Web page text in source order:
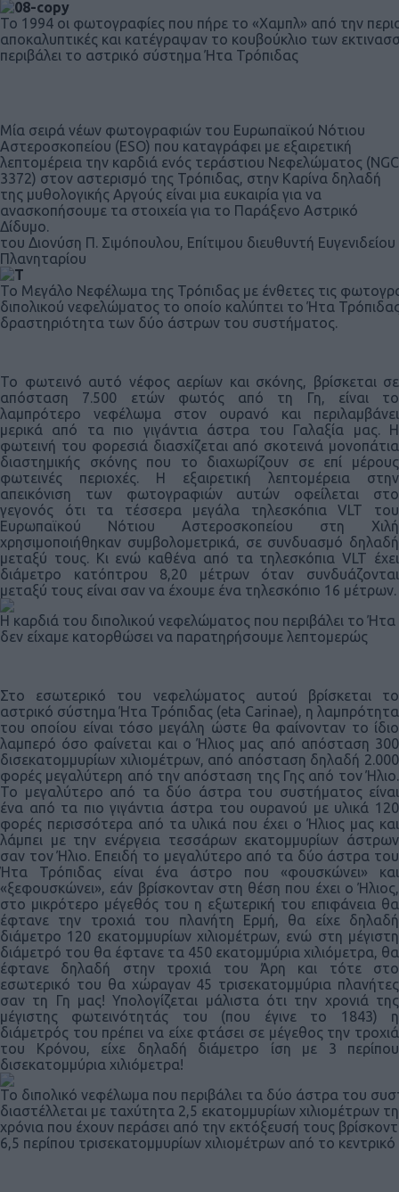
Το 1994 οι φωτογραφίες που πήρε το «Χαμπλ» από την
αποκαλυπτικές και κατέγραψαν το κουβούκλιο των
περιβάλει το αστρικό σύστημα Ήτα Τρόπιδας
Μία σειρά νέων φωτογραφιών του Ευρωπαϊκού Νότιου
Αστεροσκοπείου (ESO) που καταγράφει με εξαιρετική
λεπτομέρεια την καρδιά ενός τεράστιου Νεφελώματος (NGC
3372) στον αστερισμό της Τρόπιδας, στην Καρίνα δηλαδή
της μυθολογικής Αργούς είναι μια ευκαιρία για να
ανασκοπήσουμε τα στοιχεία για το Παράξενο Αστρικό
Δίδυμο.
του Διονύση Π. Σιμόπουλου, Επίτιμου διευθυντή Ευγενιδείου
Πλανηταρίου
Το Μεγάλο Νεφέλωμα της Τρόπιδας με ένθετες τις
διπολικού νεφελώματος το οποίο καλύπτει το Ήτα
δραστηριότητα των δύο άστρων του συστήματος.
Το φωτεινό αυτό νέφος αερίων και σκόνης, βρίσκεται σε
απόσταση 7.500 ετών φωτός από τη Γη, είναι το
λαμπρότερο νεφέλωμα στον ουρανό και περιλαμβάνει
μερικά από τα πιο γιγάντια άστρα του Γαλαξία μας. Η
φωτεινή του φορεσιά διασχίζεται από σκοτεινά μονοπάτια
διαστημικής σκόνης που το διαχωρίζουν σε επί μέρους
φωτεινές περιοχές. Η εξαιρετική λεπτομέρεια στην
απεικόνιση των φωτογραφιών αυτών οφείλεται στο
γεγονός ότι τα τέσσερα μεγάλα τηλεσκόπια VLT του
Ευρωπαϊκού Νότιου Αστεροσκοπείου στη Χιλή
χρησιμοποιήθηκαν συμβολομετρικά, σε συνδυασμό δηλαδή
μεταξύ τους. Κι ενώ καθένα από τα τηλεσκόπια VLT έχει
διάμετρο κατόπτρου 8,20 μέτρων όταν συνδυάζονται
μεταξύ τους είναι σαν να έχουμε ένα τηλεσκόπιο 16 μέτρων.
Η καρδιά του διπολικού νεφελώματος που περιβάλει το
δεν είχαμε κατορθώσει να παρατηρήσουμε λεπτομερώς
Στο εσωτερικό του νεφελώματος αυτού βρίσκεται το
αστρικό σύστημα Ήτα Τρόπιδας (eta Carinae), η λαμπρότητα
του οποίου είναι τόσο μεγάλη ώστε θα φαίνονταν το ίδιο
λαμπερό όσο φαίνεται και ο Ήλιος μας από απόσταση 300
δισεκατομμυρίων χιλιομέτρων, από απόσταση δηλαδή 2.000
φορές μεγαλύτερη από την απόσταση της Γης από τον Ήλιο.
Το μεγαλύτερο από τα δύο άστρα του συστήματος είναι
ένα από τα πιο γιγάντια άστρα του ουρανού με υλικά 120
φορές περισσότερα από τα υλικά που έχει ο Ήλιος μας και
λάμπει με την ενέργεια τεσσάρων εκατομμυρίων άστρων
σαν τον Ήλιο. Επειδή το μεγαλύτερο από τα δύο άστρα του
Ήτα Τρόπιδας είναι ένα άστρο που «φουσκώνει» και
«ξεφουσκώνει», εάν βρίσκονταν στη θέση που έχει ο Ήλιος,
στο μικρότερο μέγεθός του η εξωτερική του επιφάνεια θα
έφτανε την τροχιά του πλανήτη Ερμή, θα είχε δηλαδή
διάμετρο 120 εκατομμυρίων χιλιομέτρων, ενώ στη μέγιστη
διάμετρό του θα έφτανε τα 450 εκατομμύρια χιλιόμετρα, θα
έφτανε δηλαδή στην τροχιά του Άρη και τότε στο
εσωτερικό του θα χώραγαν 45 τρισεκατομμύρια πλανήτες
σαν τη Γη μας! Υπολογίζεται μάλιστα ότι την χρονιά της
μέγιστης φωτεινότητάς του (που έγινε το 1843) η
διάμετρός του πρέπει να είχε φτάσει σε μέγεθος την τροχιά
του Κρόνου, είχε δηλαδή διάμετρο ίση με 3 περίπου
δισεκατομμύρια χιλιόμετρα!
Το διπολικό νεφέλωμα που περιβάλει τα δύο άστρα του
διαστέλλεται με ταχύτητα 2,5 εκατομμυρίων χιλιομέτρων
χρόνια που έχουν περάσει από την εκτόξευσή τους
6,5 περίπου τρισεκατομμυρίων χιλιομέτρων από το